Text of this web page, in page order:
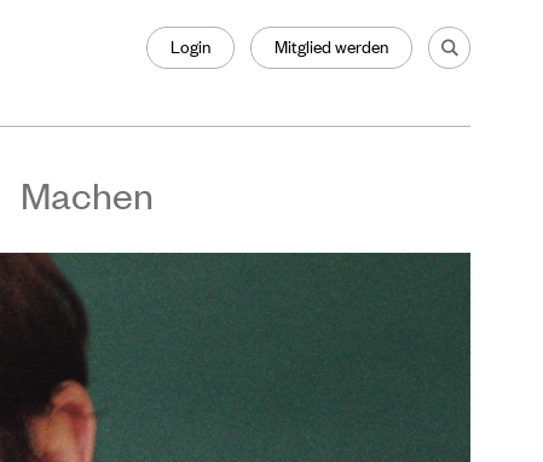
Login Mitglied werden
Machen